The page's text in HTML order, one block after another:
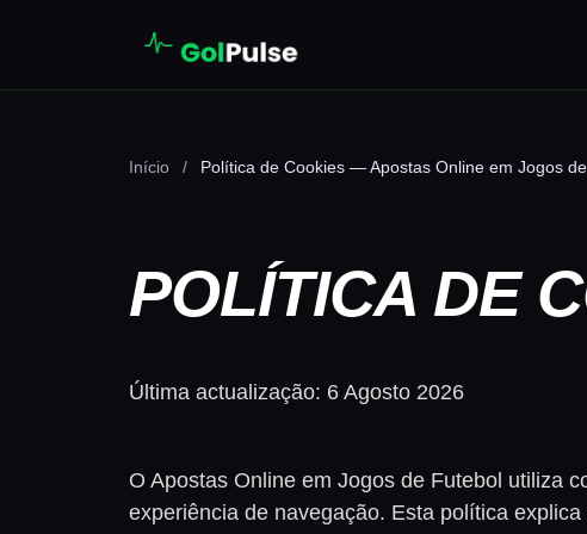
Início / Política de Cookies — Apostas Online em Jogos
POLÍTICA DE
Última actualização: 6 Agosto 2026
O Apostas Online em Jogos de Futebol utiliza
experiência de navegação. Esta política